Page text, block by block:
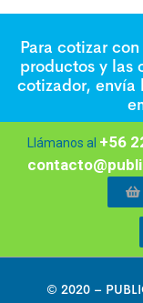
Para cotizar
productos y las
cotizador, envía
Llámanos al +56
© 2020 –